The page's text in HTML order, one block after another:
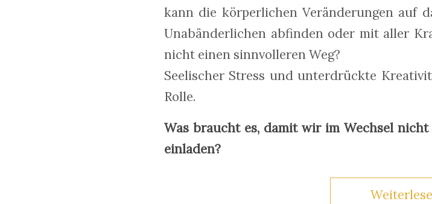
kann die körperlichen Veränderungen auf
Unabänderlichen abfinden oder mit aller
nicht einen sinnvolleren Weg?
Seelischer Stress und unterdrückte
Rolle.
Was braucht es, damit wir im Wechsel
einladen?